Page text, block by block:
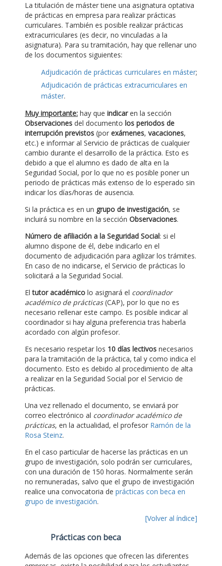
La titulación de máster tiene una asignatura optativa
de prácticas en empresa para realizar prácticas
curriculares. También es posible realizar prácticas
extracurriculares (es decir, no vinculadas a la
asignatura). Para su tramitación, hay que rellenar uno
de los documentos siguientes:
Adjudicación de prácticas curriculares en máster;
Adjudicación de prácticas extracurriculares en
máster.
Muy importante: hay que indicaren la sección
Observaciones del documento los periodos de
interrupción previstos (por exámenes, vacaciones,
etc.) e informar al Servicio de prácticas de cualquier
cambio durante el desarrollo de la práctica. Esto es
debido a que el alumno es dado de alta en la
Seguridad Social, por lo que no es posible poner un
periodo de prácticas más extenso de lo esperado sin
indicar los días/horas de ausencia.
Si la práctica es en un grupo de investigación, se
incluirá su nombre en la sección Observaciones.
Número de afiliación a la Seguridad Social: si el
alumno dispone de él, debe indicarlo en el
documento de adjudicación para agilizar los trámites.
En caso de no indicarse, el Servicio de prácticas lo
solicitará a la Seguridad Social.
Eltutor académico lo asignará el coordinador
académico de prácticas(CAP), por lo que no es
necesario rellenar este campo. Es posible indicar al
coordinador si hay alguna preferencia tras haberla
acordado con algún profesor.
Es necesario respetar los 10 días lectivos necesarios
para la tramitación de la práctica, tal y como indica el
documento. Esto es debido al procedimiento de alta
a realizar en la Seguridad Social por el Servicio de
prácticas.
Una vez rellenado el documento, se enviará por
correo electrónico al coordinador académico de
prácticas, en la actualidad, el profesor Ramón de la
Rosa Steinz.
En el caso particular de hacerse las prácticas en un
grupo de investigación, solo podrán ser curriculares,
con una duración de 150 horas. Normalmente serán
no remuneradas, salvo que el grupo de investigación
realice una convocatoria de prácticas con beca en
grupo de investigación.
[Volver al índice]
Prácticas con beca
Además de las opciones que ofrecen las diferentes